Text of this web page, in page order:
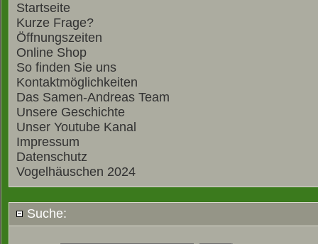
Startseite
Kurze Frage?
Öffnungszeiten
Online Shop
So finden Sie uns
Kontaktmöglichkeiten
Das Samen-Andreas Team
Unsere Geschichte
Unser Youtube Kanal
Impressum
Datenschutz
Vogelhäuschen 2024
Suche: